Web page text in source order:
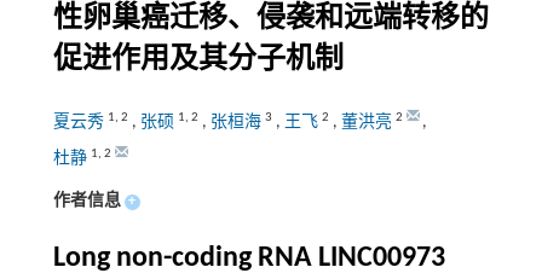
性卵巢癌迁移、侵袭和远端转移的
促进作用及其分子机制
夏云秀 1, 2 , 张硕 1, 2 , 张桓海 3 , 王飞 2 , 董洪亮 2
,
杜静 1, 2
作者信息 +
Long non-coding RNA LINC00973